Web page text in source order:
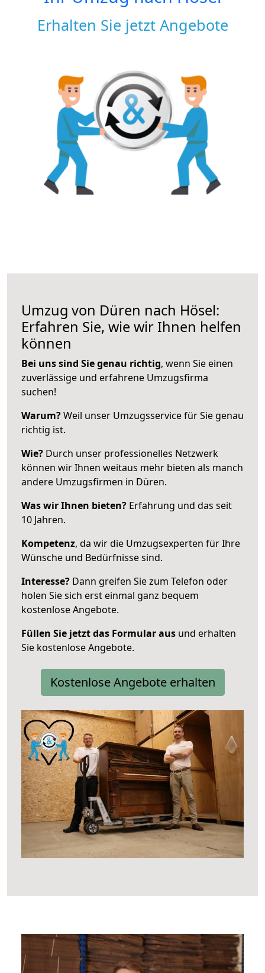
Erhalten Sie jetzt Angebote
Umzug von Düren nach Hösel:
Erfahren Sie, wie wir Ihnen helfen
können
Bei uns sind Sie genau richtig, wenn Sie einen
zuverlässige und erfahrene Umzugsfirma
suchen!
Warum?Weil unser Umzugsservice für Sie genau
richtig ist.
Wie? Durch unser professionelles Netzwerk
können wir Ihnen weitaus mehr bieten als manch
andere Umzugsfirmen in Düren.
Was wir Ihnen bieten? Erfahrung und das seit
10 Jahren.
Kompetenz, da wir die Umzugsexperten für Ihre
Wünsche und Bedürfnisse sind.
Interesse? Dann greifen Sie zum Telefon oder
holen Sie sich erst einmal ganz bequem
kostenlose Angebote.
Füllen Sie jetzt das Formular aus und erhalten
Sie kostenlose Angebote.
Kostenlose Angebote erhalten